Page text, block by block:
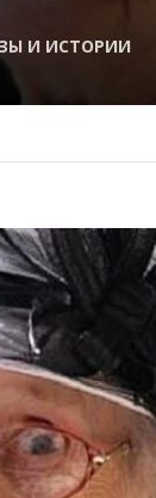
И ИСТОРИИ